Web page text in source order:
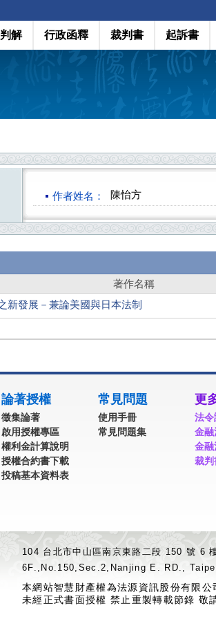
解 行政函釋 裁判書 起訴書
作者姓名： 陳怡方
著作名稱
新發展－兼論美國與日本法制
論著授權
徵集論著
啟用授權專區
權利金計算說明
授權合約書下載
投稿基本資料表
常見問題
使用手冊
常見問題集
更
法令
金
金融
裁判
104 台北市中山區南京東路二段 150 號 6
6F.,No.150,Sec.2,Nanjing E. RD.,
本網站智慧財產權為法源資訊股份有限公
未經正式書面授權 禁止重製轉載節錄 敬